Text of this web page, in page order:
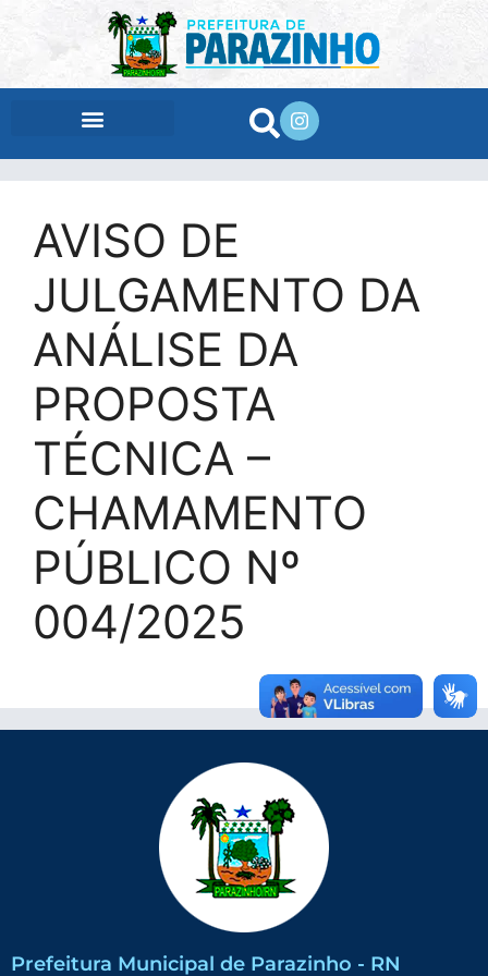
AVISO DE
JULGAMENTO DA
ANÁLISE DA
PROPOSTA
TÉCNICA –
CHAMAMENTO
PÚBLICO Nº
004/2025
Prefeitura Municipal de Parazinho - RN